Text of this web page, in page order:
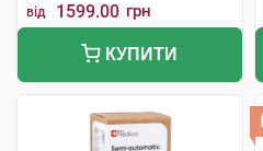
від 1599.00 грн
КУПИТИ